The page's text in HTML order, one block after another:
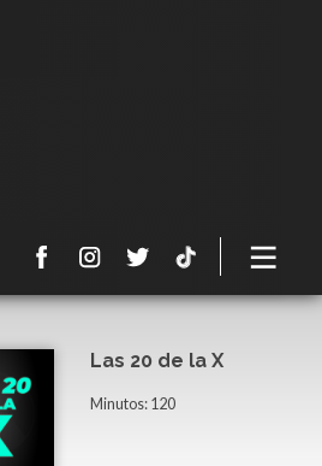
Las 20 de la X
Minutos: 120